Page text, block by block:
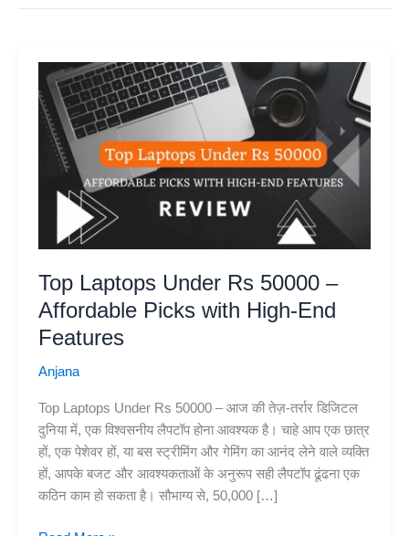
Top Laptops Under Rs 50000 –
Affordable Picks with High-End
Features
Anjana
Top Laptops Under Rs 50000 – आज की तेज़-तर्रार डिजिटल
दुनिया में, एक विश्वसनीय लैपटॉप होना आवश्यक है। चाहे आप एक छात्र
हों, एक पेशेवर हों, या बस स्ट्रीमिंग और गेमिंग का आनंद लेने वाले व्यक्ति
हों, आपके बजट और आवश्यकताओं के अनुरूप सही लैपटॉप ढूंढना एक
कठिन काम हो सकता है। सौभाग्य से, 50,000 […]